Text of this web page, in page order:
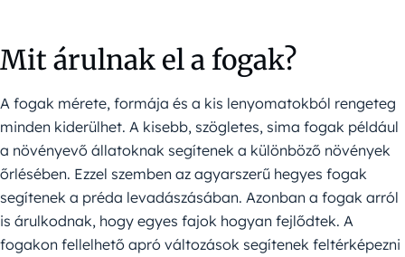
Mit árulnak el a fogak?
A fogak mérete, formája és a kis lenyomatokból rengeteg
minden kiderülhet. A kisebb, szögletes, sima fogak például
a növényevő állatoknak segítenek a különböző növények
őrlésében. Ezzel szemben az agyarszerű hegyes fogak
segítenek a préda levadászásában. Azonban a fogak arról
is árulkodnak, hogy egyes fajok hogyan fejlődtek. A
fogakon fellelhető apró változások segítenek feltérképezni